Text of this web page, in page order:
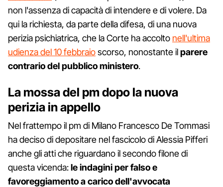
non l'assenza di capacità di intendere e di volere. Da
qui la richiesta, da parte della difesa, di una nuova
perizia psichiatrica, che la Corte ha accolto nell'ultima
udienza del 10 febbraioscorso, nonostante ilparere
contrario del pubblico ministero.
La mossa del pm dopo la nuova
perizia in appello
Nel frattempo il pm di Milano Francesco De Tommasi
ha deciso di depositare nel fascicolo di Alessia Pifferi
anche gli atti che riguardano il secondo filone di
questa vicenda:le indagini per falso e
favoreggiamento a carico dell'avvocata